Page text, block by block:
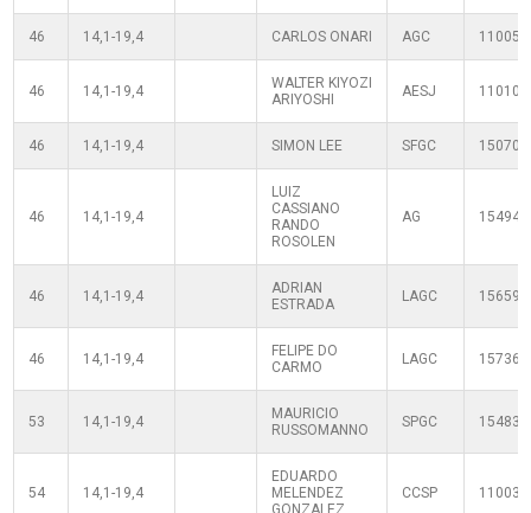
46 14,1-19,4 CARLOS ONARI AGC
46 14,1-19,4
WALTER KIYOZI
ARIYOSHI
AESJ
46 14,1-19,4 SIMON LEE SFGC
46 14,1-19,4
LUIZ
CASSIANO
RANDO
ROSOLEN
AG
46 14,1-19,4
ADRIAN
ESTRADA
LAGC
46 14,1-19,4
FELIPE DO
CARMO
LAGC
53 14,1-19,4
MAURICIO
RUSSOMANNO
SPGC
54 14,1-19,4
EDUARDO
MELENDEZ
GONZALEZ
CCSP